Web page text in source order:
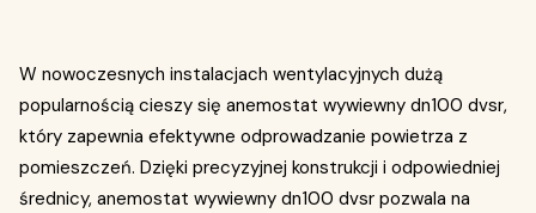
W nowoczesnych instalacjach wentylacyjnych dużą
popularnością cieszy się anemostat wywiewny dn100 dvsr,
który zapewnia efektywne odprowadzanie powietrza z
pomieszczeń. Dzięki precyzyjnej konstrukcji i odpowiedniej
średnicy, anemostat wywiewny dn100 dvsr pozwala na